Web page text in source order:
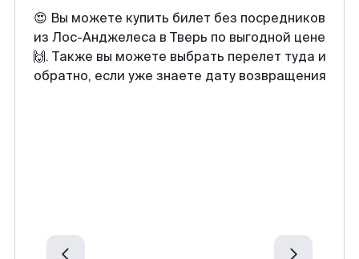
😍 Вы можете купить билет без посредников
из Лос-Анджелеса в Тверь по выгодной цене
🙌. Также вы можете выбрать перелет туда и
обратно, если уже знаете дату возвращения